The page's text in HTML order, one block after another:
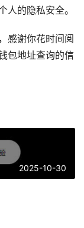
人的隐私安全。
感谢你花时间阅
包地址查询的信
2025-10-30